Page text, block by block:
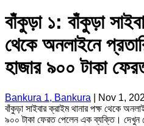
বাঁকুড়া ১: বাঁকুড়া
থেকে অনলাইনে
হাজার ৯০০ টাকা
Bankura 1, Bankura
Nov 1,
বাঁকুড়া সাইবার ক্রাইম থানার পক্ষ থেকে
৯০০ টাকা ফেরত পেলেন এক ব্যক্তি। দেখুন